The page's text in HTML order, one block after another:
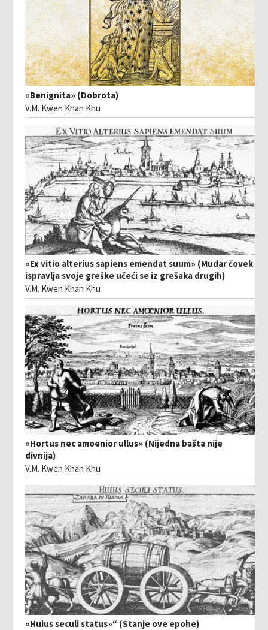
«Benignita» (Dobrota)
V.M. Kwen Khan Khu
«Ex vitio alterius sapiens emendat suum» (Mudar čovek
ispravlja svoje greške učeći se iz grešaka drugih)
V.M. Kwen Khan Khu
«Hortus nec amoenior ullus» (Nijedna bašta nije
divnija)
V.M. Kwen Khan Khu
«Huius seculi status»“ (Stanje ove epohe)